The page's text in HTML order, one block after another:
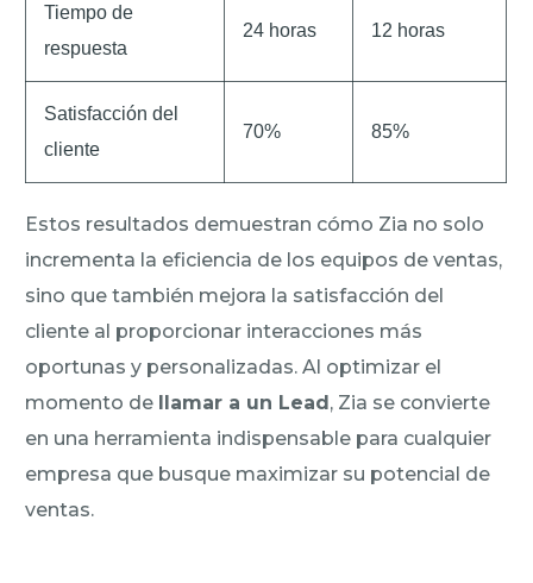
Tiempo de
respuesta
24 horas 12 horas
Satisfacción del
cliente
70% 85%
Estos resultados demuestran cómo Zia no solo
incrementa la eficiencia de los equipos de ventas,
sino que también mejora la satisfacción del
cliente al proporcionar interacciones más
oportunas y personalizadas. Al optimizar el
momento de llamar a un Lead, Zia se convierte
en una herramienta indispensable para cualquier
empresa que busque maximizar su potencial de
ventas.